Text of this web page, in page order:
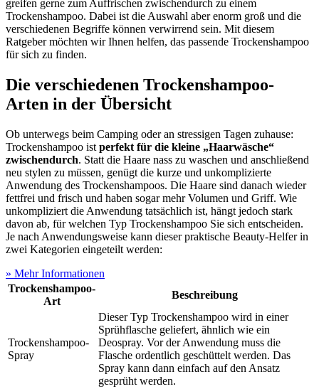
greifen gerne zum Auffrischen zwischendurch zu einem
Trockenshampoo. Dabei ist die Auswahl aber enorm groß und die
verschiedenen Begriffe können verwirrend sein. Mit diesem
Ratgeber möchten wir Ihnen helfen, das passende Trockenshampoo
für sich zu finden.
Die verschiedenen Trockenshampoo-
Arten in der Übersicht
Ob unterwegs beim Camping oder an stressigen Tagen zuhause:
Trockenshampoo ist perfekt für die kleine „Haarwäsche“
zwischendurch. Statt die Haare nass zu waschen und anschließend
neu stylen zu müssen, genügt die kurze und unkomplizierte
Anwendung des Trockenshampoos. Die Haare sind danach wieder
fettfrei und frisch und haben sogar mehr Volumen und Griff. Wie
unkompliziert die Anwendung tatsächlich ist, hängt jedoch stark
davon ab, für welchen Typ Trockenshampoo Sie sich entscheiden.
Je nach Anwendungsweise kann dieser praktische Beauty-Helfer in
zwei Kategorien eingeteilt werden:
» Mehr Informationen
Trockenshampoo-
Art
Beschreibung
Trockenshampoo-
Spray
Dieser Typ Trockenshampoo wird in einer
Sprühflasche geliefert, ähnlich wie ein
Deospray. Vor der Anwendung muss die
Flasche ordentlich geschüttelt werden. Das
Spray kann dann einfach auf den Ansatz
gesprüht werden.